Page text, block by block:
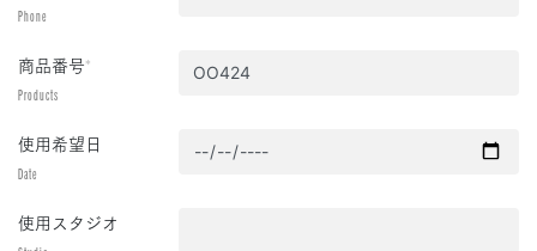
Phone
商品番号*
Products
使用希望日
Date
使用スタジオ